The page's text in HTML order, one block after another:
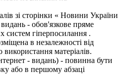
зі сторінки « Новини України
видань - обов'язкове пряме
систем гіперпосилання .
в незалежності від
матеріалів.
- видань) - повинна бути
або в першому абзаці